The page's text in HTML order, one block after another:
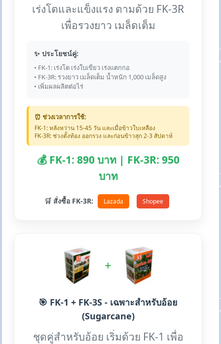
เร่งโตและแข็งแรง ตามด้วย FK-3R
เพื่อรวงยาว เมล็ดเต็ม
✨ ประโยชน์คู่:
• FK-1: เร่งโต เร่งใบเขียว เร่งแตกกอ
• FK-3R: รวงยาว เมล็ดเต็ม น้ำหนัก 1,000 เมล็ดสูง
• เพิ่มผลผลิตต่อไร่
⏰ ช่วงเวลาการใช้:
FK-1: หลังหว่าน 15-45 วัน และเมื่อข้าวใบเหลือง
FK-3R: ช่วงตั้งท้อง ออกรวง และก่อนข้าวสุก 2-3 สัปดาห์
💰 FK-1: 890 บาท | FK-3R: 950
บาท
🛒 สั่งซื้อ FK-3R: Lazada Shopee
+
🎯 FK-1 + FK-3S - เฉพาะสำหรับอ้อย
(Sugarcane)
ชุดคู่สำหรับอ้อย เริ่มด้วย FK-1 เพื่อ